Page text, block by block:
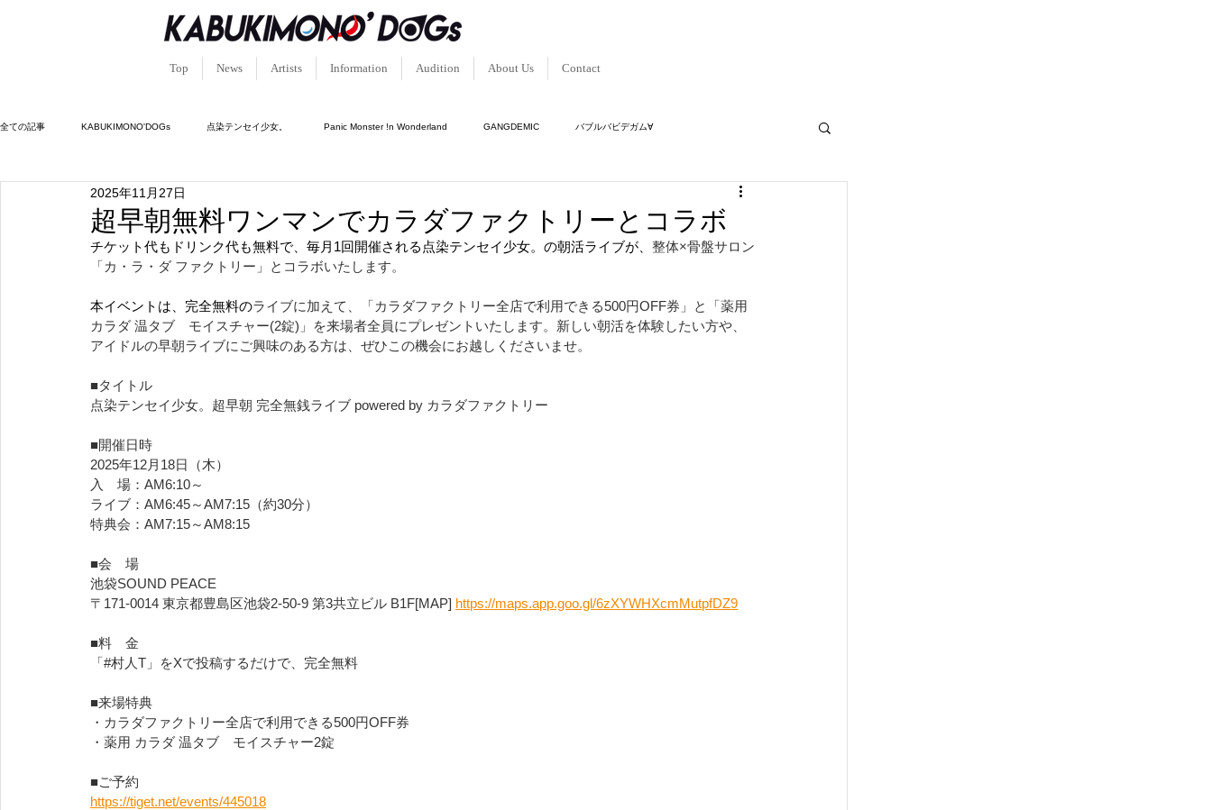
Top News Artists Information Audition About Us Contact
全ての記事 KABUKIMONO'DOGs 点染テンセイ少女。 Panic Monster !n Wonderland GANGDEMIC バブルバビデガム∀
キュン!?恋堕ちキューピッド
超早朝無料ワンマンでカラダファクトリーとコラボ
2025年11月27日
チケット代もドリンク代も無料で、毎月1回開催される点染テンセイ少女。の朝活ライブが、 整体×骨盤サロン
「カ・ラ・ダ ファクトリー」とコラボいたします。
本イベントは、完全無料のライブに加えて、「カラダファクトリー全店で利用できる500円OFF券」と「薬用
カラダ 温タブ　モイスチャー(2錠)」を来場者全員にプレゼントいたします。新しい朝活を体験したい方や、
アイドルの早朝ライブにご興味のある方は、ぜひこの機会にお越しくださいませ。
■タイトル
点染テンセイ少女。超早朝 完全無銭ライブ powered by カラダファクトリー
■開催日時
2025年12月18日（木）
入　場：AM6:10～
ライブ：AM6:45～AM7:15（約30分）
特典会：AM7:15～AM8:15
■会　場
池袋SOUND PEACE
〒171-0014 東京都豊島区池袋2-50-9 第3共立ビル B1F[MAP] https://maps.app.goo.gl/6zXYWHXcmMutpfDZ9
■料　金
「#村人T」をXで投稿するだけで、完全無料
■来場特典
・カラダファクトリー全店で利用できる500円OFF券
・薬用 カラダ 温タブ　モイスチャー2錠
■ご予約
https://tiget.net/events/445018